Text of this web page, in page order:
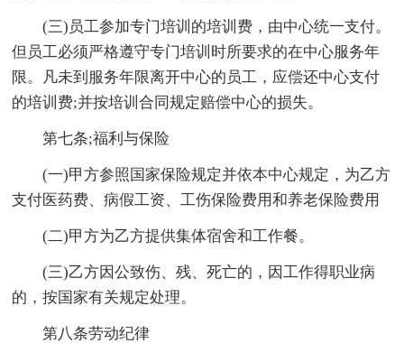
(三)员工参加专门培训的培训费，由中心统一支付。
但员工必须严格遵守专门培训时所要求的在中心服务年
限。凡未到服务年限离开中心的员工，应偿还中心支付
的培训费;并按培训合同规定赔偿中心的损失。
第七条;福利与保险
(一)甲方参照国家保险规定并依本中心规定，为乙方
支付医药费、病假工资、工伤保险费用和养老保险费用
(二)甲方为乙方提供集体宿舍和工作餐。
(三)乙方因公致伤、残、死亡的，因工作得职业病
的，按国家有关规定处理。
第八条劳动纪律